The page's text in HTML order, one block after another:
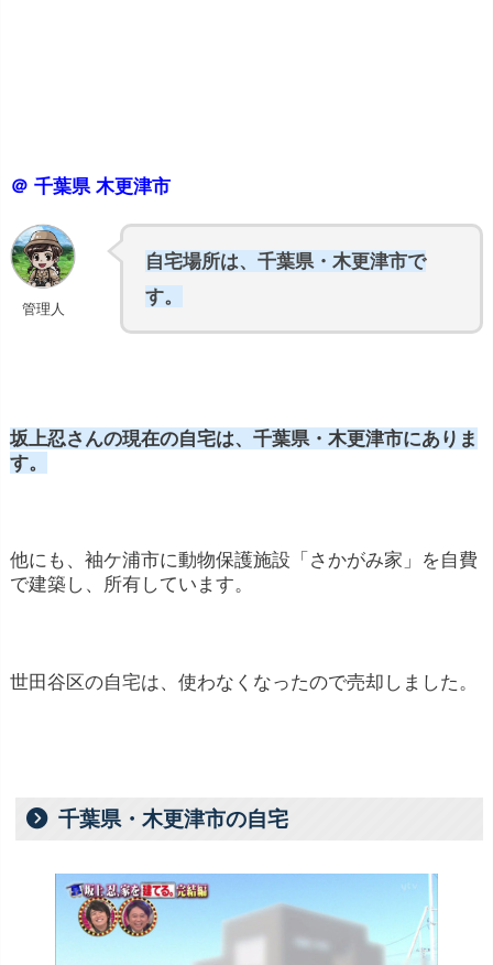
＠ 千葉県 木更津市
管理人
自宅場所は、千葉県・木更津市で
す。
坂上忍さんの現在の自宅は、千葉県・木更津市にありま
す。
他にも、袖ケ浦市に動物保護施設「さかがみ家」を自費
で建築し、所有しています。
世田谷区の自宅は、使わなくなったので売却しました。
千葉県・木更津市の自宅